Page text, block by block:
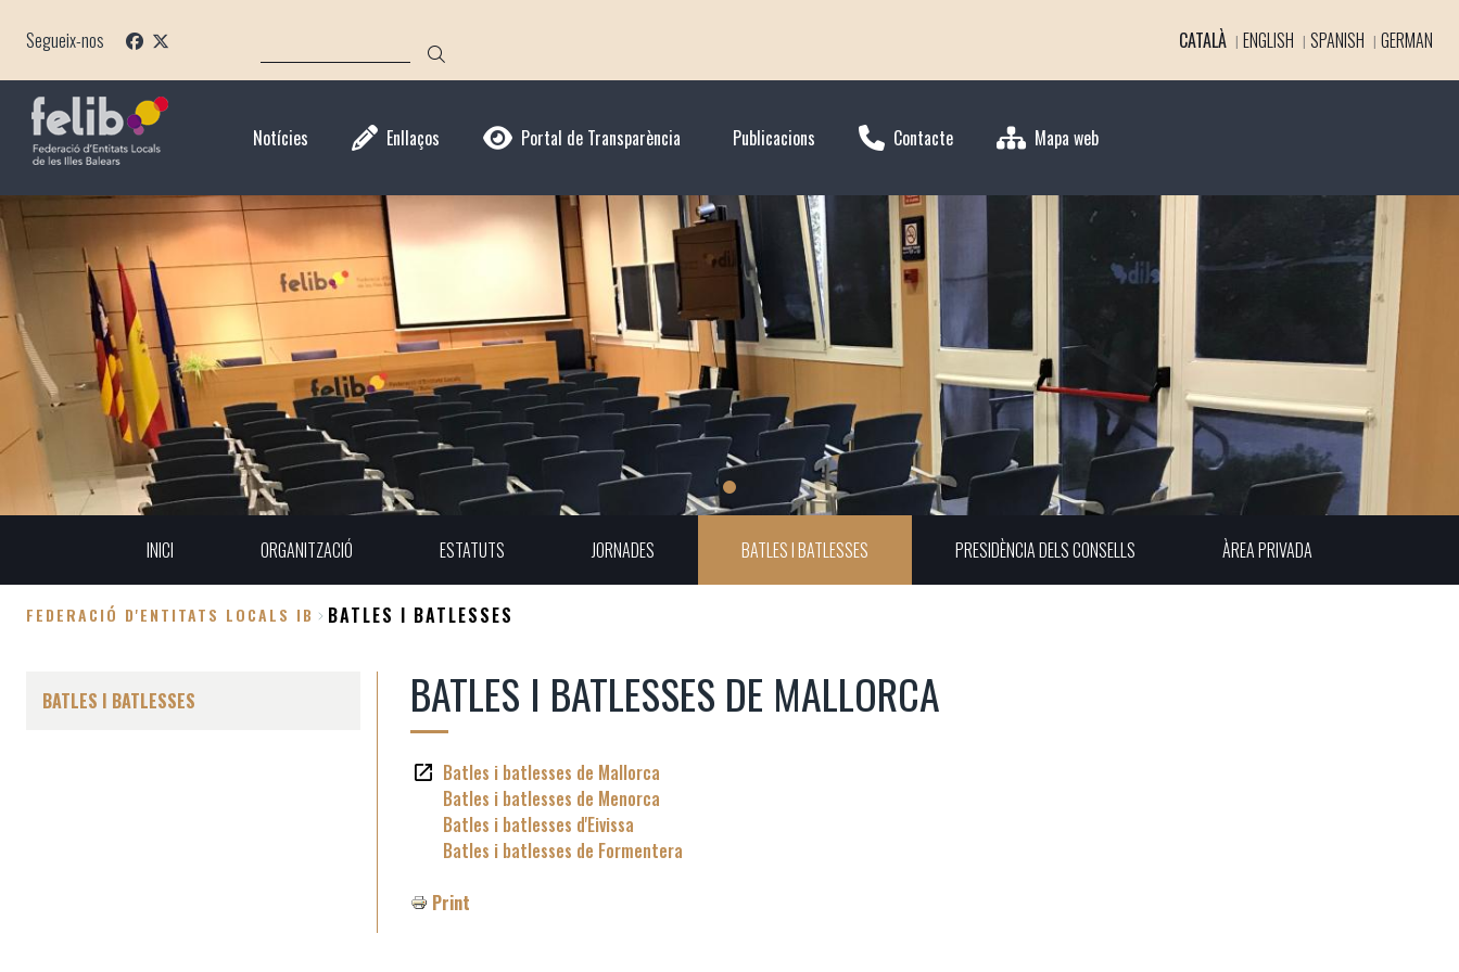
Segueix-nos CATALÀ ENGLISH SPANISH GERMAN
Notícies Enllaços Portal de Transparència Publicacions Contacte Mapa web
INICI ORGANITZACIÓ ESTATUTS JORNADES BATLES I BATLESSES PRESIDÈNCIA DELS CONSELLS ÀREA PRIVADA
d'Ariadna
FEDERACIÓ D'ENTITATS LOCALS IB BATLES I BATLESSES
BATLES I BATLESSES BATLES I BATLESSES DE MALLORCA
Batles i batlesses de Mallorca
Batles i batlesses de Menorca
Batles i batlesses d'Eivissa
Batles i batlesses de Formentera
Print